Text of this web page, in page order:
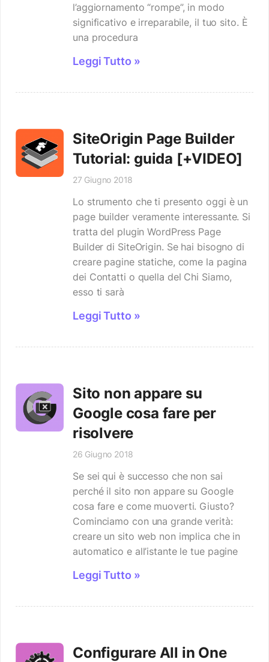
l’aggiornamento “rompe”, in modo
significativo e irreparabile, il tuo sito. È
una procedura
Leggi Tutto »
SiteOrigin Page Builder
Tutorial: guida [+VIDEO]
27 Giugno 2018
Lo strumento che ti presento oggi è un
page builder veramente interessante. Si
tratta del plugin WordPress Page
Builder di SiteOrigin. Se hai bisogno di
creare pagine statiche, come la pagina
dei Contatti o quella del Chi Siamo,
esso ti sarà
Leggi Tutto »
Sito non appare su
Google cosa fare per
risolvere
26 Giugno 2018
Se sei qui è successo che non sai
perché il sito non appare su Google
cosa fare e come muoverti. Giusto?
Cominciamo con una grande verità:
creare un sito web non implica che in
automatico e all’istante le tue pagine
Leggi Tutto »
Configurare All in One